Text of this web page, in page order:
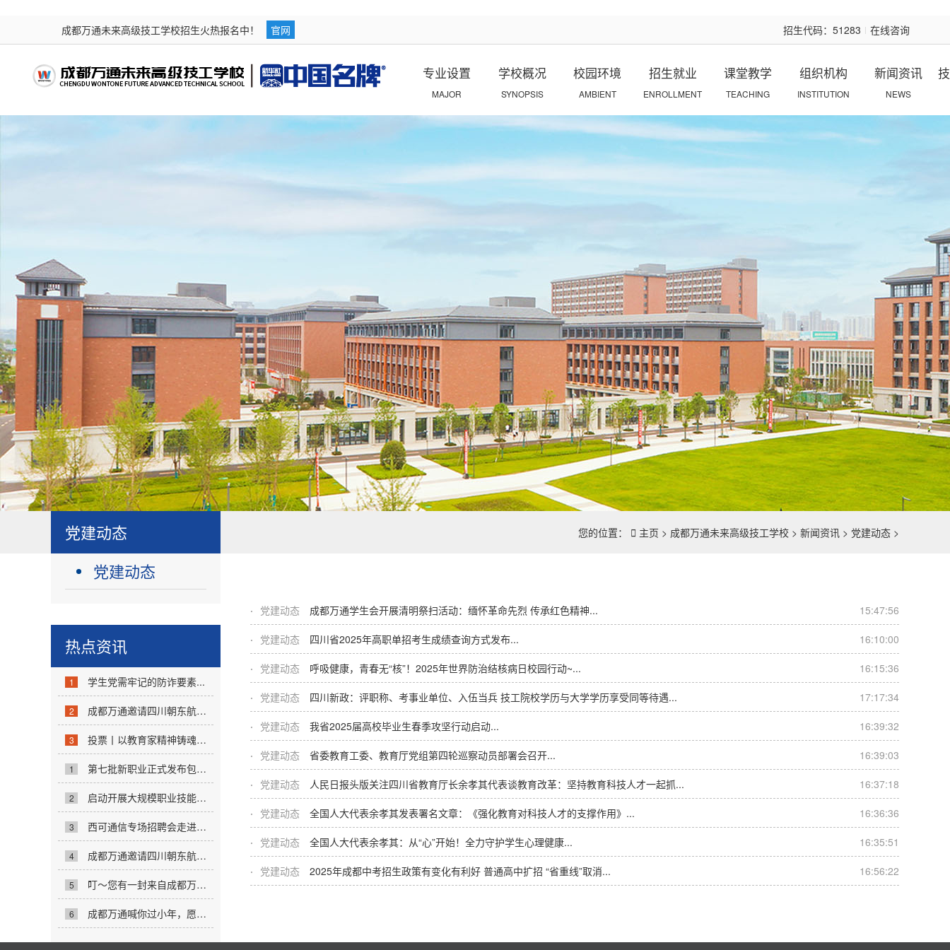
成都万通未来高级技工学校招生火热报名中！ 官网 招生代码：51283 | 在线咨询
专业设置
MAJOR
学校概况
SYNOPSIS
校园环境
AMBIENT
招生就业
ENROLLMENT
课堂教学
TEACHING
组织机构
INSTITUTION
新闻资讯
NEWS
党建动态 您的位置：  主页 > 成都万通未来高级技工学校 > 新闻资讯 > 党建动态 >
党建动态
热点资讯
1 学生党需牢记的防诈要素...
2 成都万通邀请四川朝东航空地面服务集团...
3 投票丨以教育家精神铸魂强师，谱写教育...
1 第七批新职业正式发布包括17个新职业、...
2 启动开展大规模职业技能培训！事关技能...
3 西可通信专场招聘会走进成都万通 定向选...
4 成都万通邀请四川朝东航空地面服务集团...
5 叮～您有一封来自成都万通学校的录取通...
6 成都万通喊你过小年，愿你平安顺遂，小...
党建动态 成都万通学生会开展清明祭扫活动：缅怀革命先烈 传承红色精神... 15:47:56
党建动态 四川省2025年高职单招考生成绩查询方式发布... 16:10:00
党建动态 呼吸健康，青春无“核”！2025年世界防治结核病日校园行动~... 16:15:36
党建动态 四川新政：评职称、考事业单位、入伍当兵 技工院校学历与大学学历享受同等待遇... 17:17:34
党建动态 我省2025届高校毕业生春季攻坚行动启动... 16:39:32
党建动态 省委教育工委、教育厅党组第四轮巡察动员部署会召开... 16:39:03
党建动态 人民日报头版关注四川省教育厅长余孝其代表谈教育改革：坚持教育科技人才一起抓... 16:37:18
党建动态 全国人大代表余孝其发表署名文章：《强化教育对科技人才的支撑作用》... 16:36:36
党建动态 全国人大代表余孝其：从“心”开始！全力守护学生心理健康... 16:35:51
党建动态 2025年成都中考招生政策有变化有利好 普通高中扩招 “省重线”取消... 16:56:22